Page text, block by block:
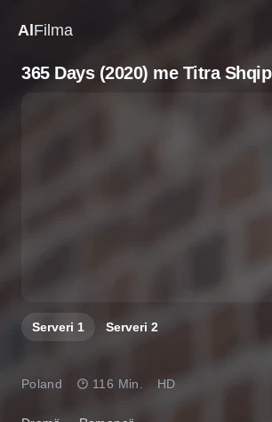
Al Filma
365 Days (2020) me Titra Shqip
Serveri 1 Serveri 2
Poland 116 Min. HD